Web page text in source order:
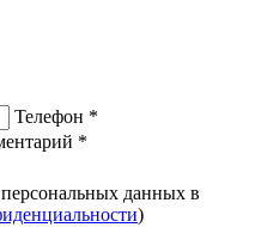
Телефон *
*
данных в
)